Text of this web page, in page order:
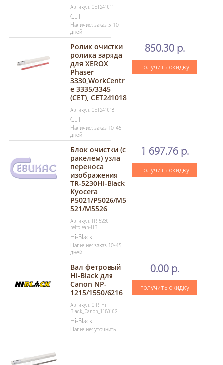
Артикул: CET241011
CET
Наличие: заказ 5-10
дней
Ролик очистки
ролика заряда
для XEROX
Phaser
3330,WorkCentr
e 3335/3345
(CET), CET241018
Артикул: CET241018
CET
Наличие: заказ 10-45
дней
850.30 р.
получить скидку
Блок очистки (с
ракелем) узла
переноса
изображения
TR-5230Hi-Black
Kyocera
P5021/P5026/M5
521/M5526
Артикул: TR-5230-
beltclean-HB
Hi-Black
Наличие: заказ 10-45
дней
1 697.76 р.
получить скидку
Вал фетровый
Hi-Black для
Canon NP-
1215/1550/6216
Артикул: ClR_Hi-
Black_Canon_1180102
Hi-Black
Наличие: уточнить
0.00 р.
получить скидку